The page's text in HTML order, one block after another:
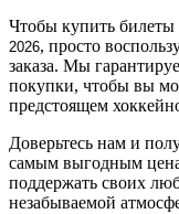
Чтобы купить билеты
2026, просто
заказа. Мы
покупки, чтобы вы
предстоящем
Доверьтесь нам и
самым выгодным
поддержать своих
незабываемой